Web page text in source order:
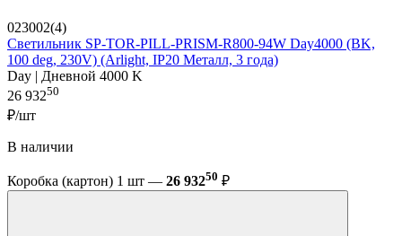
023002(4)
Светильник SP-TOR-PILL-PRISM-R800-94W Day4000 (BK,
100 deg, 230V) (Arlight, IP20 Металл, 3 года)
Day | Дневной 4000 K
26 93250
₽/шт
В наличии
Коробка (картон) 1 шт — 26 93250 ₽